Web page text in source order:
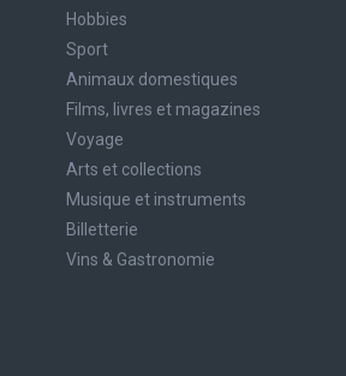
Hobbies
Sport
Animaux domestiques
Films, livres et magazines
Voyage
Arts et collections
Musique et instruments
Billetterie
Vins & Gastronomie